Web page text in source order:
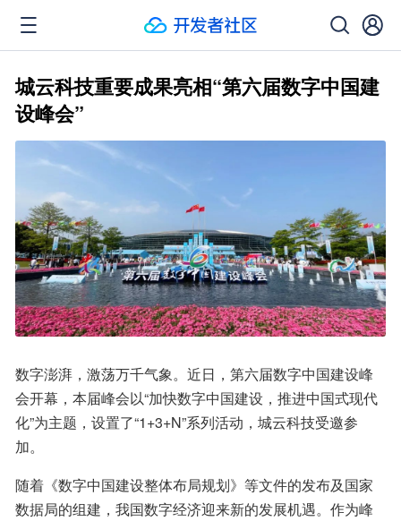
城云科技重要成果亮相“第六届数字中国建
设峰会”
数字澎湃，激荡万千气象。近日，第六届数字中国建设峰
会开幕，本届峰会以“加快数字中国建设，推进中国式现代
化”为主题，设置了“1+3+N”系列活动，城云科技受邀参
加。
随着《数字中国建设整体布局规划》等文件的发布及国家
数据局的组建，我国数字经济迎来新的发展机遇。作为峰